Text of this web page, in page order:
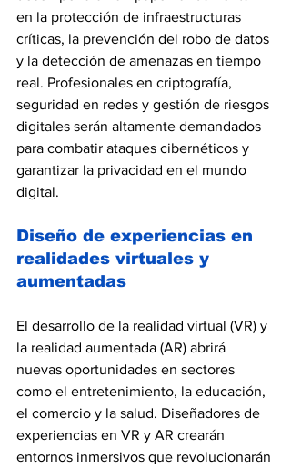
en la protección de infraestructuras
críticas, la prevención del robo de datos
y la detección de amenazas en tiempo
real. Profesionales en criptografía,
seguridad en redes y gestión de riesgos
digitales serán altamente demandados
para combatir ataques cibernéticos y
garantizar la privacidad en el mundo
digital.
Diseño de experiencias en
realidades virtuales y
aumentadas
El desarrollo de la realidad virtual (VR) y
la realidad aumentada (AR) abrirá
nuevas oportunidades en sectores
como el entretenimiento, la educación,
el comercio y la salud. Diseñadores de
experiencias en VR y AR crearán
entornos inmersivos que revolucionarán